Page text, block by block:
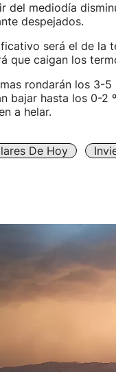
del mediodía
despejados.
será el de la
que caigan los
rondarán los 3-
bajar hasta los 0-2
a helar.
De Hoy